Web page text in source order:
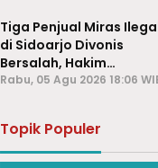
Tiga Penjual Miras
di Sidoarjo Divonis
Bersalah, Hakim
Jatuhkan Denda
Rabu, 05 Agu 2026 18:06
Topik Populer